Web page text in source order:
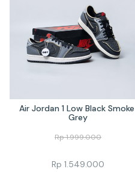
Air Jordan 1 Low Black Smoke
Grey
Rp1.999.000
Rp 1.549.000